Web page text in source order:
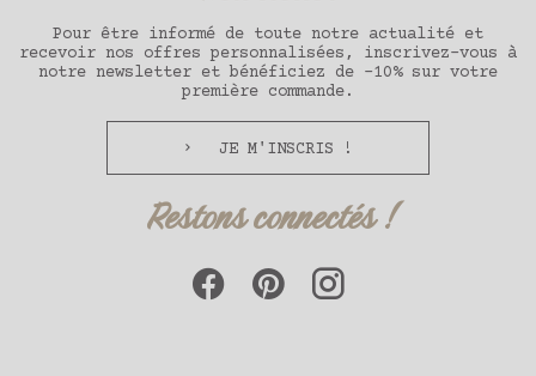
Pour être informé de toute notre actualité et
recevoir nos offres personnalisées, inscrivez-vous à
notre newsletter et bénéficiez de -10% sur votre
première commande.
JE M'INSCRIS !
Restons connectés !